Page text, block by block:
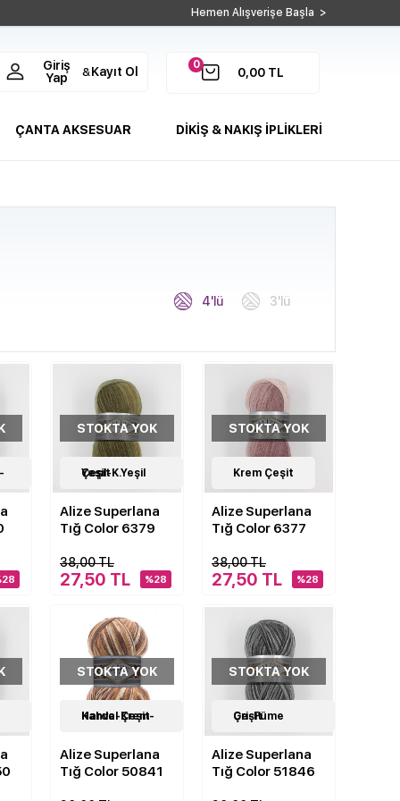
Hemen Alışverişe Başla >
0
0,00 TL
Giriş
Yap
& Kayıt Ol
ÇANTA AKSESUAR DİKİŞ & NAKIŞ İPLİKLERİ
4'lü 3'lü
18Çeşit
STOKTA YOK
Yeşil-K.Yeşil Çeşit
Alize Superlana
Tığ Color 6379
38,00 TL
27,50 TL %28
18Çeşit
STOKTA YOK
Krem Çeşit
Alize Superlana
Tığ Color 6377
38,00 TL
27,50 TL %28
18Çeşit
STOKTA YOK
Kahve-Krem-Hardal Çeşit
Alize Superlana
Tığ Color 50841
18Çeşit
STOKTA YOK
Gri-Füme Çeşit
Alize Superlana
Tığ Color 51846